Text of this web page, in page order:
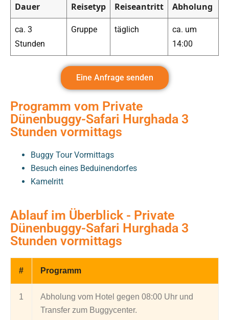
Dauer Reisetyp Reiseantritt Abholung
ca. 3
Stunden
Gruppe täglich
ca. um
14:00
Eine Anfrage senden
Programm vom Private
Dünenbuggy-Safari Hurghada 3
Stunden vormittags
Buggy Tour Vormittags
Besuch eines Beduinendorfes
Kamelritt
Ablauf im Überblick - Private
Dünenbuggy-Safari Hurghada 3
Stunden vormittags
# Programm
1
Abholung vom Hotel gegen 08:00 Uhr und
Transfer zum Buggycenter.